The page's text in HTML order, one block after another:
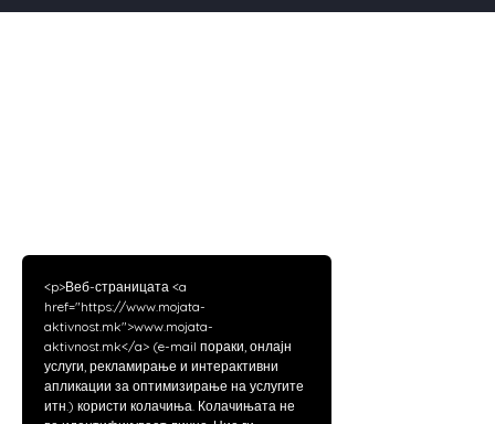
<p>Веб-страницата <a
href="https://www.mojata-
aktivnost.mk">www.mojata-
aktivnost.mk</a> (e-mail пораки, онлајн
услуги, рекламирање и интерактивни
апликации за оптимизирање на услугите
итн.) користи колачиња. Колачињата не